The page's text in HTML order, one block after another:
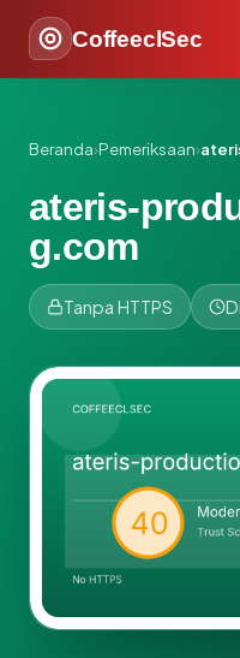
CoffeeclSec
Beranda›Pemeriksaan›
ateris-
g.com
Tanpa HTTPS